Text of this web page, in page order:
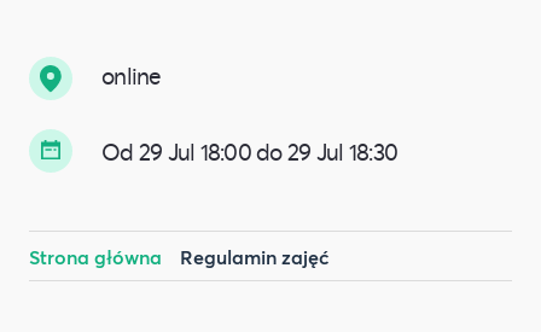
online
Od 29 Jul 18:00 do 29 Jul 18:30
Strona główna Regulamin zajęć